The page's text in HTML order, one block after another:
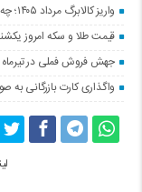
واریز کالابرگ مرداد ۱۴۰۵؛ چه کسانی اعتبار دریافت نمی‌کنند؟
قیمت طلا و سکه امروز یکشنبه ۱۱ مرداد
جهش فروش فملی در تیرماه ۱۴۰۵
واگذاری کارت بازرگانی